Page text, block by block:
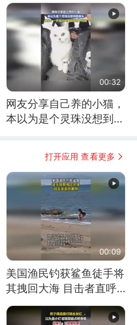
00:32
网友分享自己养的小猫，
本以为是个灵珠没想到是
打开应用 查看更多
00:09
美国渔民钓获鲨鱼徒手将
其拽回大海 目击者直呼
震惊 （视频来源：参考
消息）